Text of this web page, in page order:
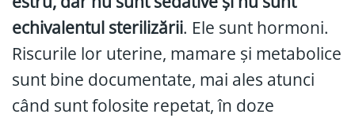
echivalentul sterilizării. Ele sunt hormoni.
Riscurile lor uterine, mamare și metabolice
sunt bine documentate, mai ales atunci
când sunt folosite repetat, în doze